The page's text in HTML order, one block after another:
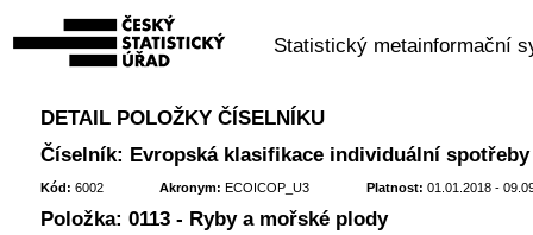
Statistický metainformační
DETAIL POLOŽKY ČÍSELNÍKU
Číselník: Evropská klasifikace individuální
Kód: 6002 Akronym: ECOICOP_U3 Platnost: 01.01.2018 -
Položka: 0113 - Ryby a mořské plody